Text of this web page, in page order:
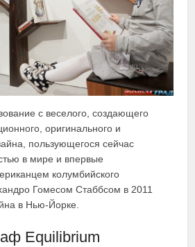
с веселого, создающего
оригинального и
пользующегося сейчас
в мире и впервые
колумбийского
Гомесом Стаббсом в 2011
в Нью-Йорке.
Equilibrium